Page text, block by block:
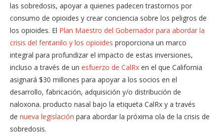
las sobredosis, apoyar a quienes padecen trastornos por
consumo de opioides y crear conciencia sobre los peligros de
los opioides. El Plan Maestro del Gobernador para abordar la
crisis del fentanilo y los opioides proporciona un marco
integral para profundizar el impacto de estas inversiones,
incluso a través de un esfuerzo de CalRx en el que California
asignará $30 millones para apoyar a los socios en el
desarrollo, fabricación, adquisición y/o distribución de
naloxona. producto nasal bajo la etiqueta CalRx y a través
de nueva legislación para abordar la próxima ola de la crisis de
sobredosis.